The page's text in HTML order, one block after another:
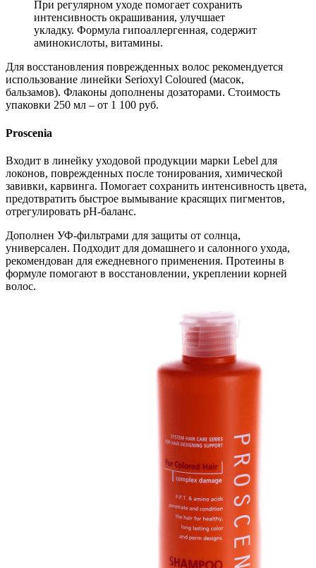
При регулярном уходе помогает сохранить
интенсивность окрашивания, улучшает
укладку. Формула гипоаллергенная, содержит
аминокислоты, витамины.
Для восстановления поврежденных волос рекомендуется
использование линейки Serioxyl Coloured (масок,
бальзамов). Флаконы дополнены дозаторами. Стоимость
упаковки 250 мл – от 1 100 руб.
Proscenia
Входит в линейку уходовой продукции марки Lebel для
локонов, поврежденных после тонирования, химической
завивки, карвинга. Помогает сохранить интенсивность цвета,
предотвратить быстрое вымывание красящих пигментов,
отрегулировать pH-баланс.
Дополнен УФ-фильтрами для защиты от солнца,
универсален. Подходит для домашнего и салонного ухода,
рекомендован для ежедневного применения. Протеины в
формуле помогают в восстановлении, укреплении корней
волос.